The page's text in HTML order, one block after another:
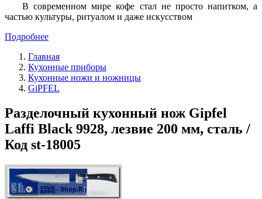
В современном мире кофе стал не просто напитком, а
частью культуры, ритуалом и даже искусством
Подробнее
Главная
Кухонные приборы
Кухонные ножи и ножницы
GiPFEL
Разделочный кухонный нож Gipfel
Laffi Black 9928, лезвие 200 мм, сталь /
Код st-18005